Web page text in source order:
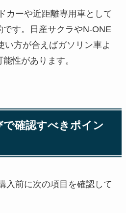
カーや近距離専用車として
す。日産サクラやN-ONE
い方が合えばガソリン車よ
性があります。
で確認すべきポイン
入前に次の項目を確認して